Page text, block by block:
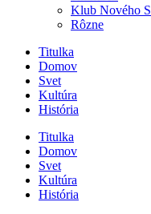
Klub Nového
Rôzne
Titulka
Domov
Svet
Kultúra
História
Titulka
Domov
Svet
Kultúra
História